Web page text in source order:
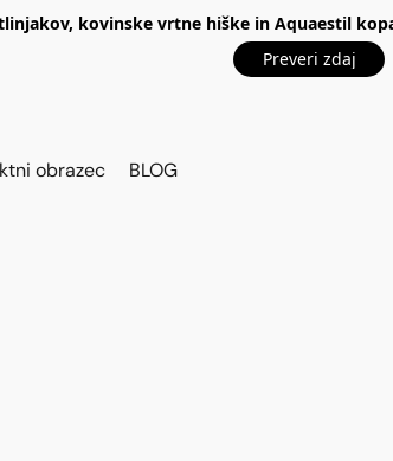
kovinske vrtne hiške in Aquaestil
Preveri zdaj
obrazec BLOG